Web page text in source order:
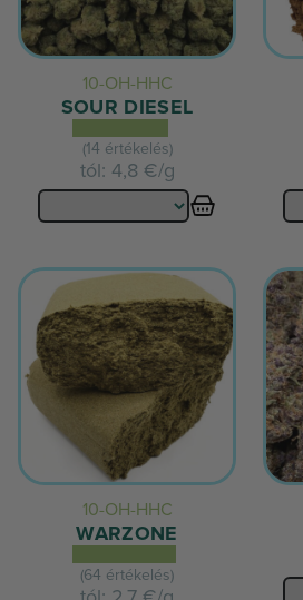
10-OH-HHC
SOUR DIESEL
(14 értékelés)
tól: 4,8 €/g
10-OH-HHC
WARZONE
(64 értékelés)